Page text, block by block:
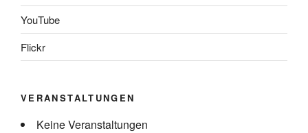
YouTube
Flickr
VERANSTALTUNGEN
Keine Veranstaltungen